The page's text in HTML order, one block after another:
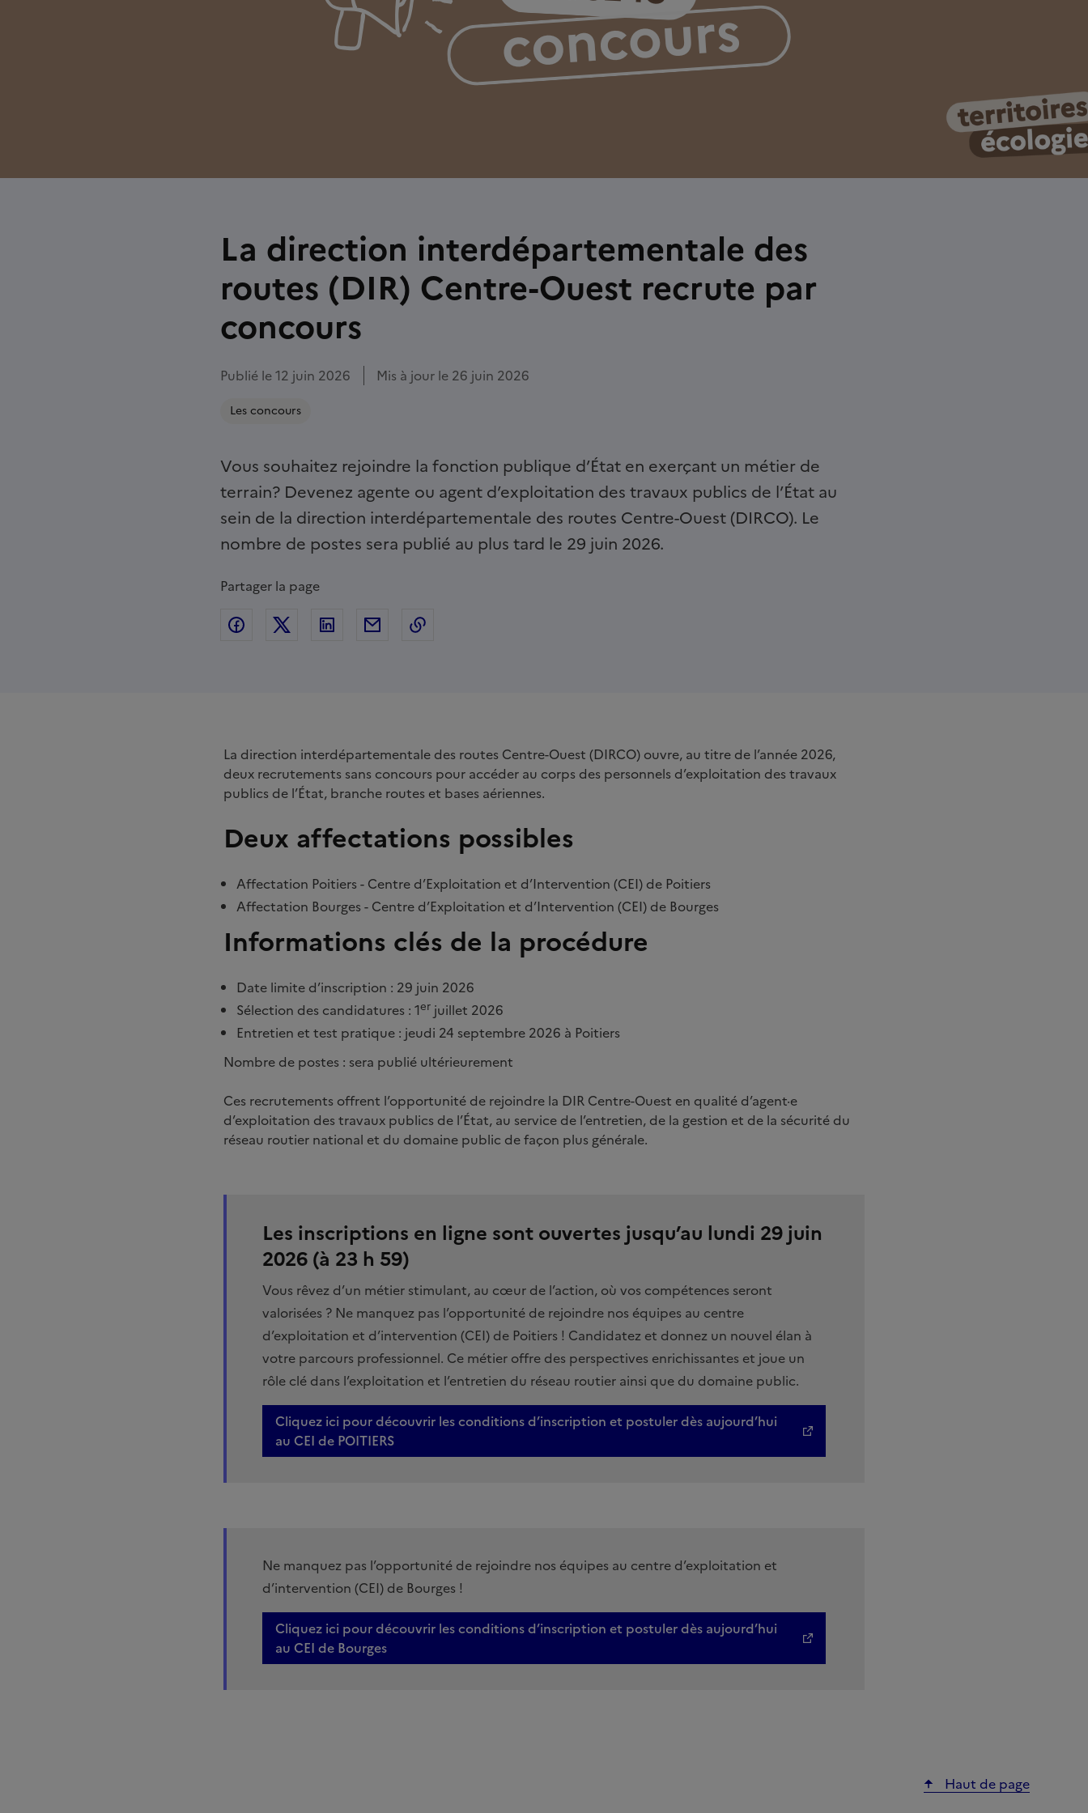
La direction interdépartementale des
routes (DIR) Centre-Ouest recrute par
concours
Publié le 12 juin 2026 Mis à jour le 26 juin 2026
Les concours
Vous souhaitez rejoindre la fonction publique d’État en exerçant un métier de
terrain? Devenez agente ou agent d’exploitation des travaux publics de l’État au
sein de la direction interdépartementale des routes Centre-Ouest (DIRCO). Le
nombre de postes sera publié au plus tard le 29 juin 2026.
Partager la page
Partager sur Facebook
Partager sur Twitter
Partager sur Linkedin
Partager par Email
La direction interdépartementale des routes Centre-Ouest (DIRCO) ouvre, au titre de l’année 2026,
deux recrutements sans concours pour accéder au corps des personnels d’exploitation des travaux
publics de l’État, branche routes et bases aériennes.
Deux affectations possibles
Affectation Poitiers - Centre d’Exploitation et d’Intervention (CEI) de Poitiers
Affectation Bourges - Centre d’Exploitation et d’Intervention (CEI) de Bourges
Informations clés de la procédure
Date limite d’inscription : 29 juin 2026
Sélection des candidatures : 1er juillet 2026
Entretien et test pratique : jeudi 24 septembre 2026 à Poitiers
Nombre de postes : sera publié ultérieurement
Ces recrutements offrent l’opportunité de rejoindre la DIR Centre-Ouest en qualité d’agent·e
d’exploitation des travaux publics de l’État, au service de l’entretien, de la gestion et de la sécurité du
réseau routier national et du domaine public de façon plus générale.
Les inscriptions en ligne sont ouvertes jusqu’au lundi 29 juin
2026 (à 23 h 59)
Vous rêvez d’un métier stimulant, au cœur de l’action, où vos compétences seront
valorisées ? Ne manquez pas l’opportunité de rejoindre nos équipes au centre
d’exploitation et d’intervention (CEI) de Poitiers ! Candidatez et donnez un nouvel élan à
votre parcours professionnel. Ce métier offre des perspectives enrichissantes et joue un
rôle clé dans l’exploitation et l’entretien du réseau routier ainsi que du domaine public.
Cliquez ici pour découvrir les conditions d’inscription et postuler dès aujourd’hui
au CEI de POITIERS
Ne manquez pas l’opportunité de rejoindre nos équipes au centre d’exploitation et
d’intervention (CEI) de Bourges !
Cliquez ici pour découvrir les conditions d’inscription et postuler dès aujourd’hui
au CEI de Bourges
Haut de page